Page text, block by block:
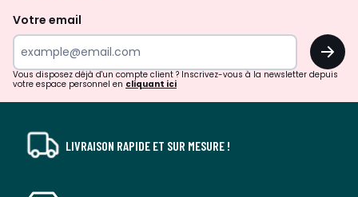
surprises?
Votre email
OK
Vous disposez déjà d'un compte client ? Inscrivez-vous à la newsletter depuis
votre espace personnel en cliquant ici
LIVRAISON RAPIDE ET SUR MESURE !